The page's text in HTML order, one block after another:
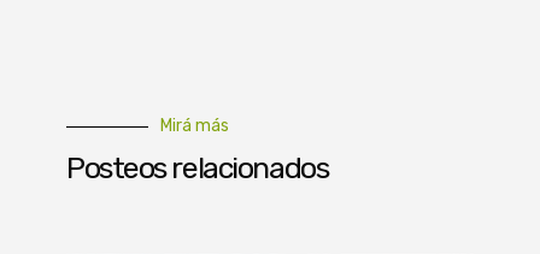
Mirá más
Posteos relacionados